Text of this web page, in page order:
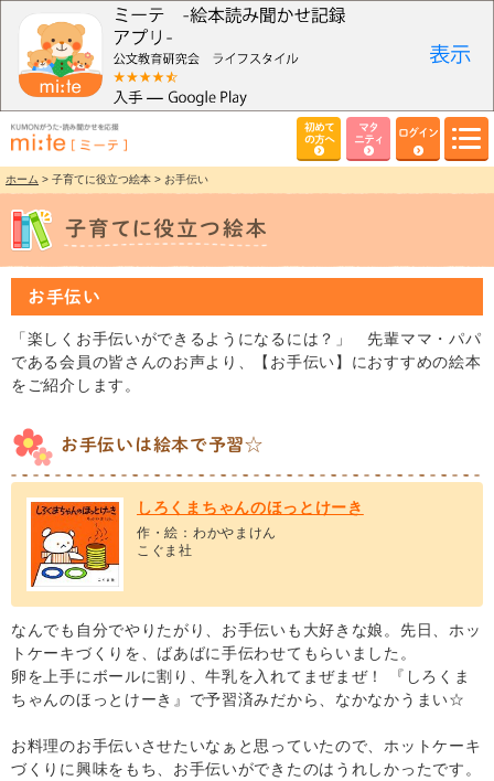
初めて
の方へ
マタ
ニティ
ログイン
ホーム > 子育てに役立つ絵本 > お手伝い
お手伝い
「楽しくお手伝いができるようになるには？」 先輩ママ・パパ
である会員の皆さんのお声より、【お手伝い】におすすめの絵本
をご紹介します。
お手伝いは絵本で予習☆
しろくまちゃんのほっとけーき
作・絵：わかやまけん
こぐま社
なんでも自分でやりたがり、お手伝いも大好きな娘。先日、ホッ
トケーキづくりを、ばあばに手伝わせてもらいました。
卵を上手にボールに割り、牛乳を入れてまぜまぜ！ 『しろくま
ちゃんのほっとけーき』で予習済みだから、なかなかうまい☆
お料理のお手伝いさせたいなぁと思っていたので、ホットケーキ
づくりに興味をもち、お手伝いができたのはうれしかったです。